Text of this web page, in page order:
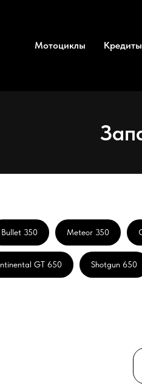
Мотоциклы Кредиты
Bullet 350 Meteor 350
GT 650 Shotgun 650